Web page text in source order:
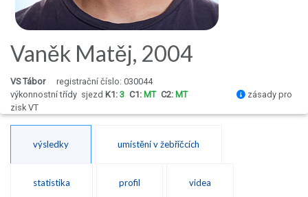
Vaněk Matěj, 2004
VS Tábor
registrační číslo: 030044
výkonnostní třídy sjezd K1: 3 C1: MT C2: MT
zásady pro
zisk VT
výsledky umístění v žebříčcích
statistika profil videa